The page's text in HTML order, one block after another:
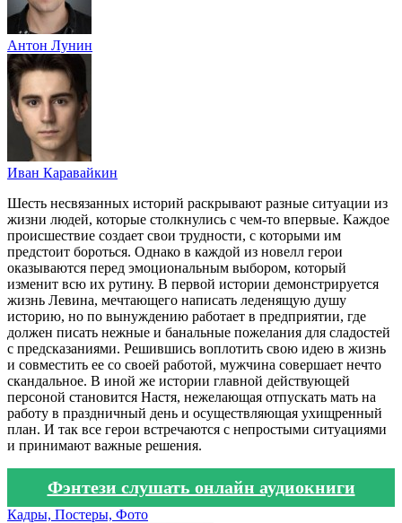
Антон Лунин
Иван Каравайкин
Шесть несвязанных историй раскрывают разные ситуации из
жизни людей, которые столкнулись с чем-то впервые. Каждое
происшествие создает свои трудности, с которыми им
предстоит бороться. Однако в каждой из новелл герои
оказываются перед эмоциональным выбором, который
изменит всю их рутину. В первой истории демонстрируется
жизнь Левина, мечтающего написать леденящую душу
историю, но по вынуждению работает в предприятии, где
должен писать нежные и банальные пожелания для сладостей
с предсказаниями. Решившись воплотить свою идею в жизнь
и совместить ее со своей работой, мужчина совершает нечто
скандальное. В иной же истории главной действующей
персоной становится Настя, нежелающая отпускать мать на
работу в праздничный день и осуществляющая ухищренный
план. И так все герои встречаются с непростыми ситуациями
и принимают важные решения.
Фэнтези слушать онлайн аудиокниги
Кадры, Постеры, Фото